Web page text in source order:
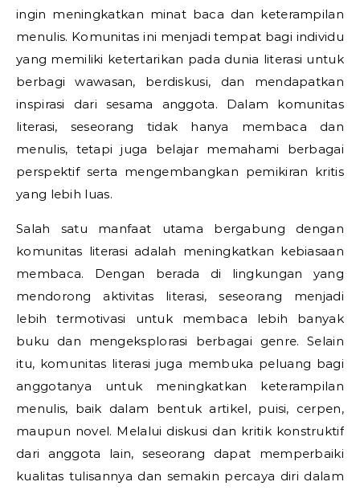
ingin meningkatkan minat baca dan keterampilan
menulis. Komunitas ini menjadi tempat bagi individu
yang memiliki ketertarikan pada dunia literasi untuk
berbagi wawasan, berdiskusi, dan mendapatkan
inspirasi dari sesama anggota. Dalam komunitas
literasi, seseorang tidak hanya membaca dan
menulis, tetapi juga belajar memahami berbagai
perspektif serta mengembangkan pemikiran kritis
yang lebih luas.
Salah satu manfaat utama bergabung dengan
komunitas literasi adalah meningkatkan kebiasaan
membaca. Dengan berada di lingkungan yang
mendorong aktivitas literasi, seseorang menjadi
lebih termotivasi untuk membaca lebih banyak
buku dan mengeksplorasi berbagai genre. Selain
itu, komunitas literasi juga membuka peluang bagi
anggotanya untuk meningkatkan keterampilan
menulis, baik dalam bentuk artikel, puisi, cerpen,
maupun novel. Melalui diskusi dan kritik konstruktif
dari anggota lain, seseorang dapat memperbaiki
kualitas tulisannya dan semakin percaya diri dalam